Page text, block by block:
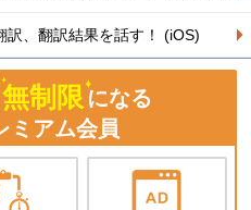
、翻訳結果を話す！ (iOS)
無制限になる
アム会員